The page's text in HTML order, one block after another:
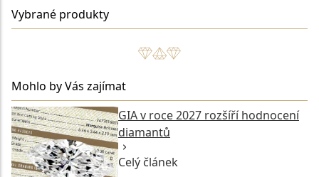
Vybrané produkty
Mohlo by Vás zajímat
GIA v roce 2027 rozšíří hodnocení
diamantů
Celý článek